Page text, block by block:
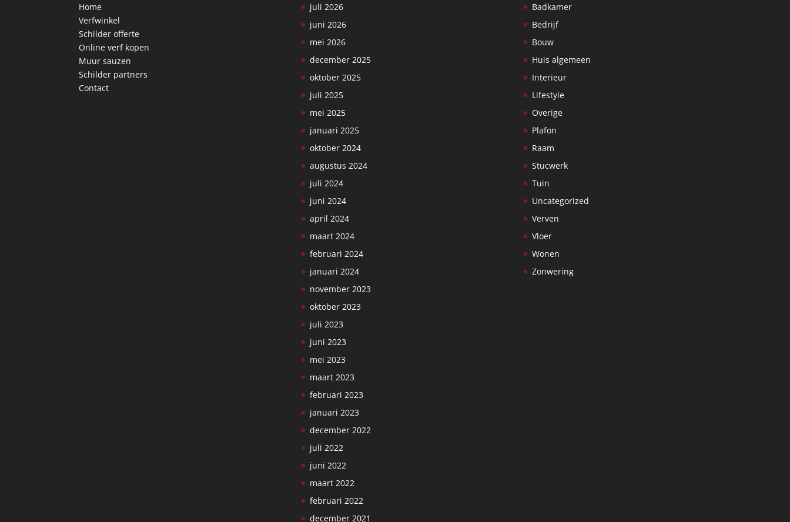
Home
Verfwinkel
Schilder offerte
Online verf kopen
Muur sauzen
Schilder partners
Contact
juli 2026
juni 2026
mei 2026
december 2025
oktober 2025
juli 2025
mei 2025
januari 2025
oktober 2024
augustus 2024
juli 2024
juni 2024
april 2024
maart 2024
februari 2024
januari 2024
november 2023
oktober 2023
juli 2023
juni 2023
mei 2023
maart 2023
februari 2023
januari 2023
december 2022
juli 2022
juni 2022
maart 2022
februari 2022
december 2021
Badkamer
Bedrijf
Bouw
Huis algemeen
Interieur
Lifestyle
Overige
Plafon
Raam
Stucwerk
Tuin
Uncategorized
Verven
Vloer
Wonen
Zonwering